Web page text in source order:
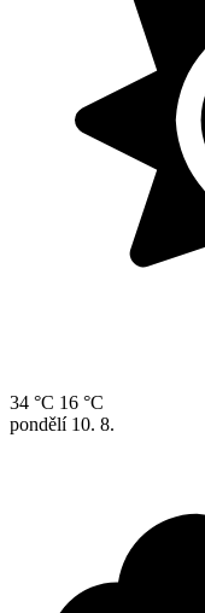
34 °C 16 °C
pondělí 10. 8.